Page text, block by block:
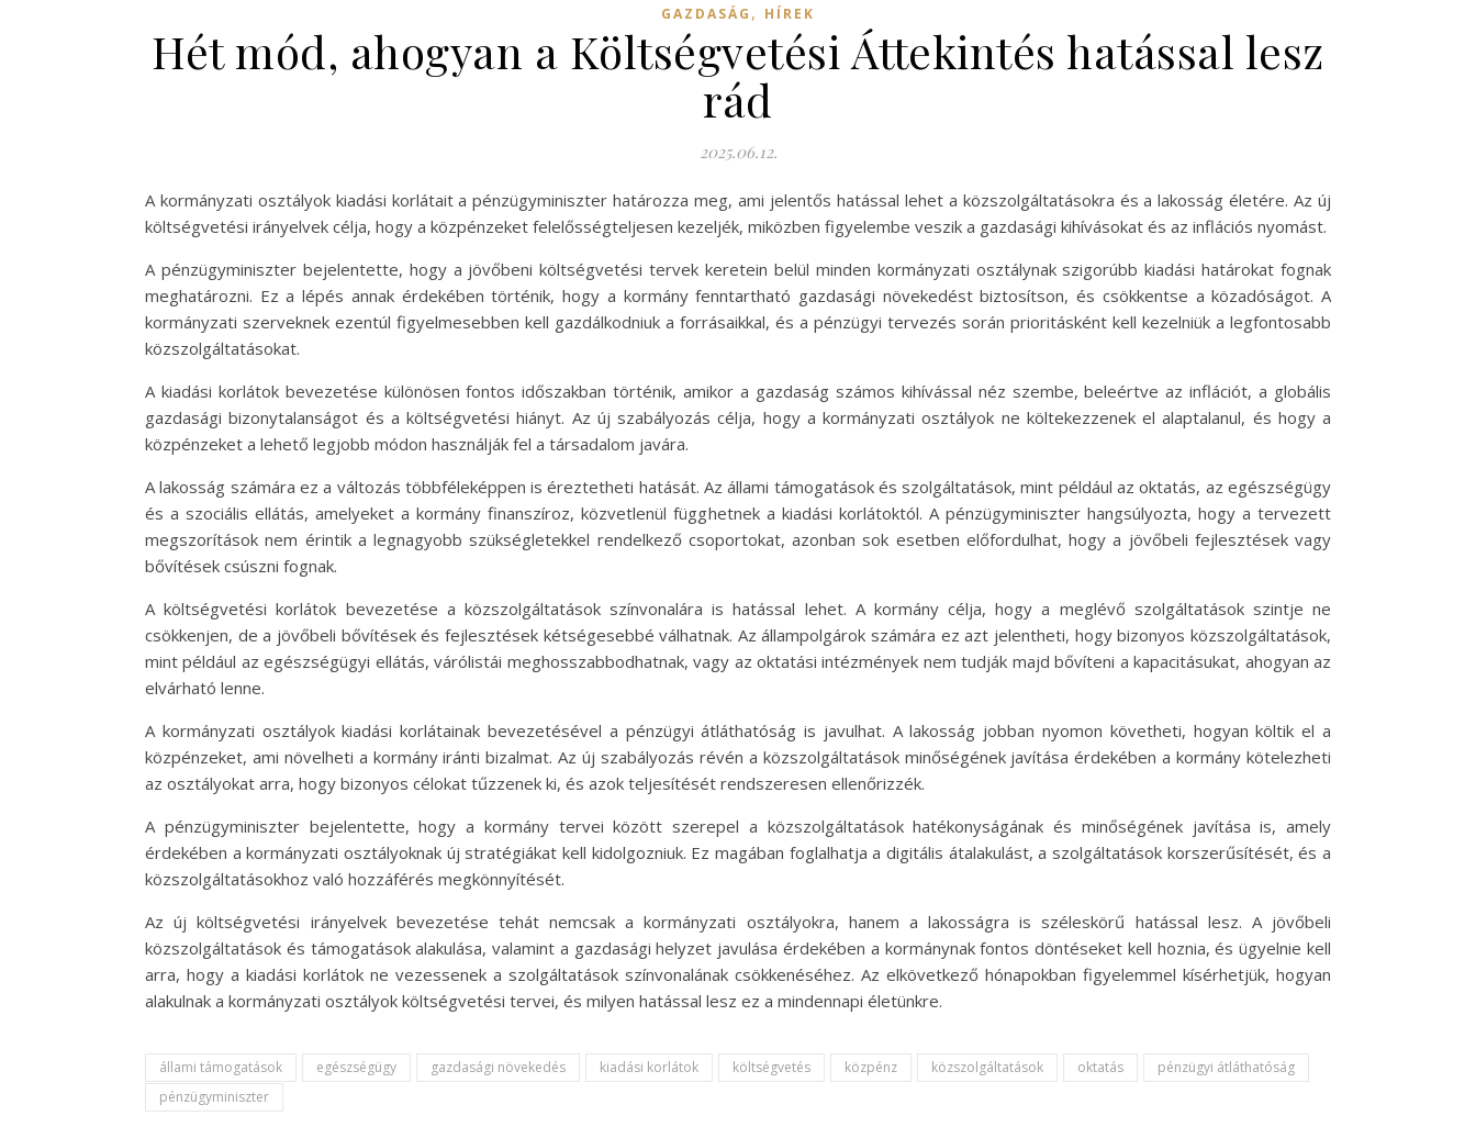
GAZDASÁG , HÍREK
Hét mód, ahogyan a Költségvetési Áttekintés hatással lesz
rád
2025.06.12.
A kormányzati osztályok kiadási korlátait a pénzügyminiszter határozza meg, ami jelentős hatással lehet a közszolgáltatásokra és a lakosság életére. Az új
költségvetési irányelvek célja, hogy a közpénzeket felelősségteljesen kezeljék, miközben figyelembe veszik a gazdasági kihívásokat és az inflációs nyomást.
A pénzügyminiszter bejelentette, hogy a jövőbeni költségvetési tervek keretein belül minden kormányzati osztálynak szigorúbb kiadási határokat fognak
meghatározni. Ez a lépés annak érdekében történik, hogy a kormány fenntartható gazdasági növekedést biztosítson, és csökkentse a közadóságot. A
kormányzati szerveknek ezentúl figyelmesebben kell gazdálkodniuk a forrásaikkal, és a pénzügyi tervezés során prioritásként kell kezelniük a legfontosabb
közszolgáltatásokat.
A kiadási korlátok bevezetése különösen fontos időszakban történik, amikor a gazdaság számos kihívással néz szembe, beleértve az inflációt, a globális
gazdasági bizonytalanságot és a költségvetési hiányt. Az új szabályozás célja, hogy a kormányzati osztályok ne költekezzenek el alaptalanul, és hogy a
közpénzeket a lehető legjobb módon használják fel a társadalom javára.
A lakosság számára ez a változás többféleképpen is éreztetheti hatását. Az állami támogatások és szolgáltatások, mint például az oktatás, az egészségügy
és a szociális ellátás, amelyeket a kormány finanszíroz, közvetlenül függhetnek a kiadási korlátoktól. A pénzügyminiszter hangsúlyozta, hogy a tervezett
megszorítások nem érintik a legnagyobb szükségletekkel rendelkező csoportokat, azonban sok esetben előfordulhat, hogy a jövőbeli fejlesztések vagy
bővítések csúszni fognak.
A költségvetési korlátok bevezetése a közszolgáltatások színvonalára is hatással lehet. A kormány célja, hogy a meglévő szolgáltatások szintje ne
csökkenjen, de a jövőbeli bővítések és fejlesztések kétségesebbé válhatnak. Az állampolgárok számára ez azt jelentheti, hogy bizonyos közszolgáltatások,
mint például az egészségügyi ellátás, várólistái meghosszabbodhatnak, vagy az oktatási intézmények nem tudják majd bővíteni a kapacitásukat, ahogyan az
elvárható lenne.
A kormányzati osztályok kiadási korlátainak bevezetésével a pénzügyi átláthatóság is javulhat. A lakosság jobban nyomon követheti, hogyan költik el a
közpénzeket, ami növelheti a kormány iránti bizalmat. Az új szabályozás révén a közszolgáltatások minőségének javítása érdekében a kormány kötelezheti
az osztályokat arra, hogy bizonyos célokat tűzzenek ki, és azok teljesítését rendszeresen ellenőrizzék.
A pénzügyminiszter bejelentette, hogy a kormány tervei között szerepel a közszolgáltatások hatékonyságának és minőségének javítása is, amely
érdekében a kormányzati osztályoknak új stratégiákat kell kidolgozniuk. Ez magában foglalhatja a digitális átalakulást, a szolgáltatások korszerűsítését, és a
közszolgáltatásokhoz való hozzáférés megkönnyítését.
Az új költségvetési irányelvek bevezetése tehát nemcsak a kormányzati osztályokra, hanem a lakosságra is széleskörű hatással lesz. A jövőbeli
közszolgáltatások és támogatások alakulása, valamint a gazdasági helyzet javulása érdekében a kormánynak fontos döntéseket kell hoznia, és ügyelnie kell
arra, hogy a kiadási korlátok ne vezessenek a szolgáltatások színvonalának csökkenéséhez. Az elkövetkező hónapokban figyelemmel kísérhetjük, hogyan
alakulnak a kormányzati osztályok költségvetési tervei, és milyen hatással lesz ez a mindennapi életünkre.
állami támogatások egészségügy gazdasági növekedés kiadási korlátok költségvetés közpénz közszolgáltatások oktatás
pénzügyi átláthatóság
pénzügyminiszter